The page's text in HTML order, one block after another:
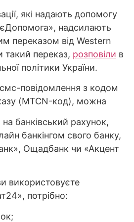
які надають допомогу
надсилають
переказом від Western
такий переказ, розповіли в
політики України.
повідомлення з кодом
(MTCN-код), можна
банківський рахунок,
банкінгом свого банку,
Ощадбанк чи «Акцент
використовуєте
потрібно: